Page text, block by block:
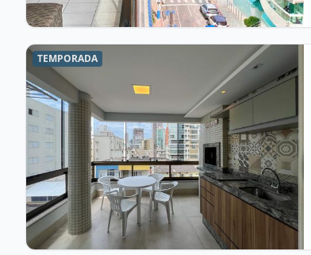
TEMPORADA